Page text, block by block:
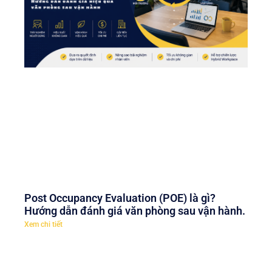
Post Occupancy Evaluation (POE) là gì?
Hướng dẫn đánh giá văn phòng sau vận hành.
Xem chi tiết